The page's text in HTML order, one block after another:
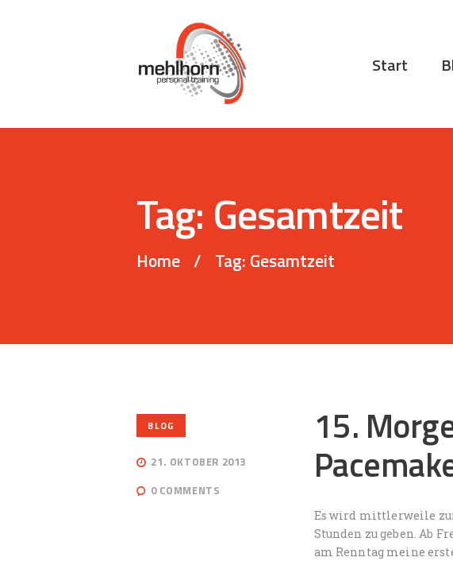
Start
Tag: Gesamtzeit
Home Tag: Gesamtzeit
BLOG
21. OKTOBER 2013
0 COMMENTS
15.
Es wird mittlerweile
Stunden zu geben. Ab
am Renntag meine